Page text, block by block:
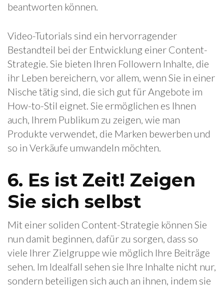
beantworten können.
Video-Tutorials sind ein hervorragender
Bestandteil bei der Entwicklung einer Content-
Strategie. Sie bieten Ihren Followern Inhalte, die
ihr Leben bereichern, vor allem, wenn Sie in einer
Nische tätig sind, die sich gut für Angebote im
How-to-Stil eignet. Sie ermöglichen es Ihnen
auch, Ihrem Publikum zu zeigen, wie man
Produkte verwendet, die Marken bewerben und
so in Verkäufe umwandeln möchten.
6. Es ist Zeit! Zeigen
Sie sich selbst
Mit einer soliden Content-Strategie können Sie
nun damit beginnen, dafür zu sorgen, dass so
viele Ihrer Zielgruppe wie möglich Ihre Beiträge
sehen. Im Idealfall sehen sie Ihre Inhalte nicht nur,
sondern beteiligen sich auch an ihnen, indem sie